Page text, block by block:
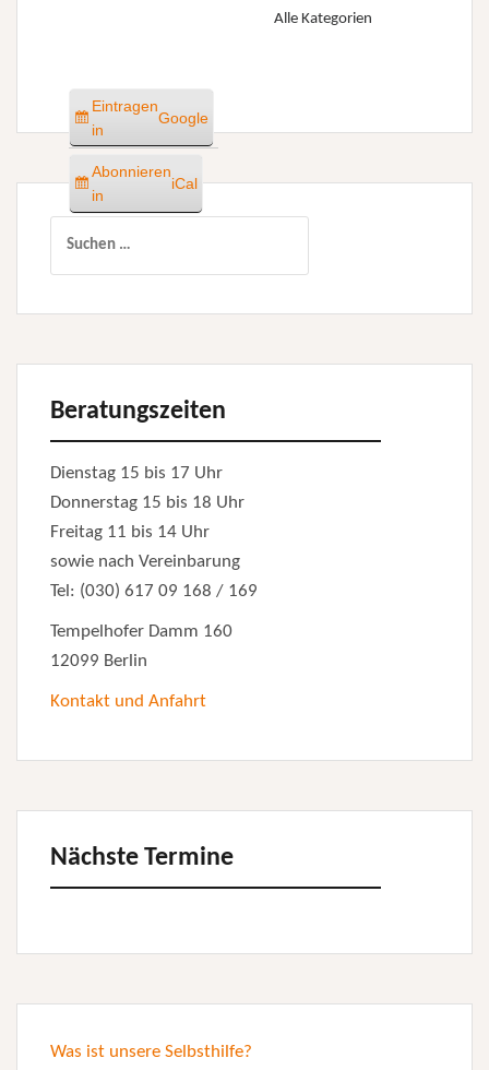
Alle Kategorien
Eintragen
in
Google
Abonnieren
in
iCal
Beratungszeiten
Dienstag 15 bis 17 Uhr
Donnerstag 15 bis 18 Uhr
Freitag 11 bis 14 Uhr
sowie nach Vereinbarung
Tel: (030) 617 09 168 / 169
Tempelhofer Damm 160
12099 Berlin
Kontakt und Anfahrt
Nächste Termine
Was ist unsere Selbsthilfe?